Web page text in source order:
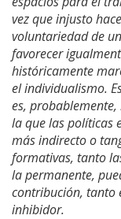
vez que injusto
voluntariedad de
favorecer
históricamente
el individualismo.
es,
la que las políticas
más indirecto o
formativas, tanto
la permanente,
contribución, tanto
inhibidor.